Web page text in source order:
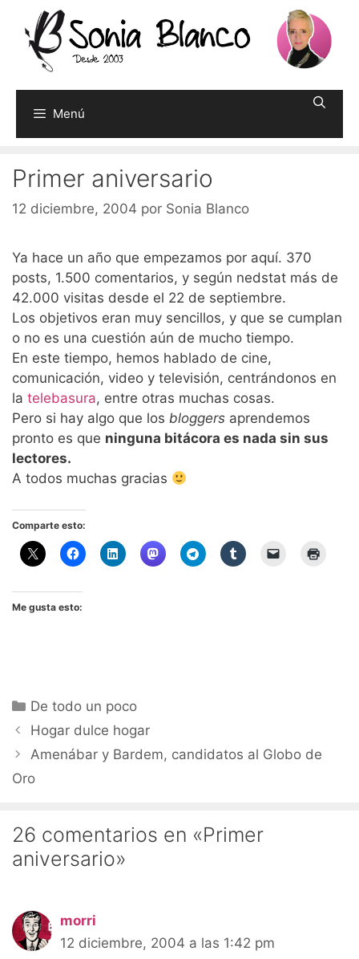
contenido
Menú
Primer aniversario
12 diciembre, 2004 por Sonia Blanco
Ya hace un año que empezamos por aquí. 370
posts, 1.500 comentarios, y según nedstat más de
42.000 visitas desde el 22 de septiembre.
Los objetivos eran muy sencillos, y que se cumplan
o no es una cuestión aún de mucho tiempo.
En este tiempo, hemos hablado de cine,
comunicación, video y televisión, centrándonos en
la telebasura, entre otras muchas cosas.
Pero si hay algo que los bloggers aprendemos
pronto es que ninguna bitácora es nada sin sus
lectores.
A todos muchas gracias
Comparte esto:
Me gusta esto:
Categorías
De todo un poco
Hogar dulce hogar
Amenábar y Bardem, candidatos al Globo de
Oro
26 comentarios en «Primer
aniversario»
morri
12 diciembre, 2004 a las 1:42 pm